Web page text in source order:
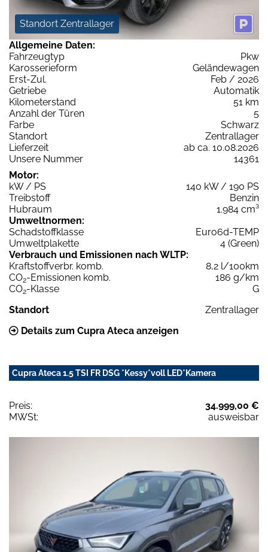
Standort Zentrallager
Allgemeine Daten:
Fahrzeugtyp
Pkw
Karosserieform
Geländewagen
Erst-Zul.
Feb / 2026
Getriebe
Automatik
Kilometerstand
51 km
Anzahl der Türen
5
Farbe
Schwarz
Standort
Zentrallager
Lieferzeit
ab ca. 10.08.2026
Unsere Nummer
14361
Motor:
kW / PS
140 kW / 190 PS
Treibstoff
Benzin
Hubraum
1.984 cm³
Umweltnormen:
Schadstoffklasse
Euro6d-TEMP
Umweltplakette
4 (Green)
Verbrauch und Emissionen nach WLTP:
Kraftstoffverbr. komb.
8,2 l/100km
CO2-Emissionen komb.
186 g/km
CO2-Klasse
G
Standort
Zentrallager
Details zum Cupra Ateca anzeigen
Cupra Ateca 1.5 TSI FR DSG *Kessy*voll LED*Kamera
Preis:
34.999,00 €
MWSt:
ausweisbar